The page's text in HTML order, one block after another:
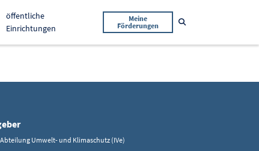
öffentliche
Einrichtungen
Meine
Förderungen
Umwelt- und Klimaschutz (IVe)